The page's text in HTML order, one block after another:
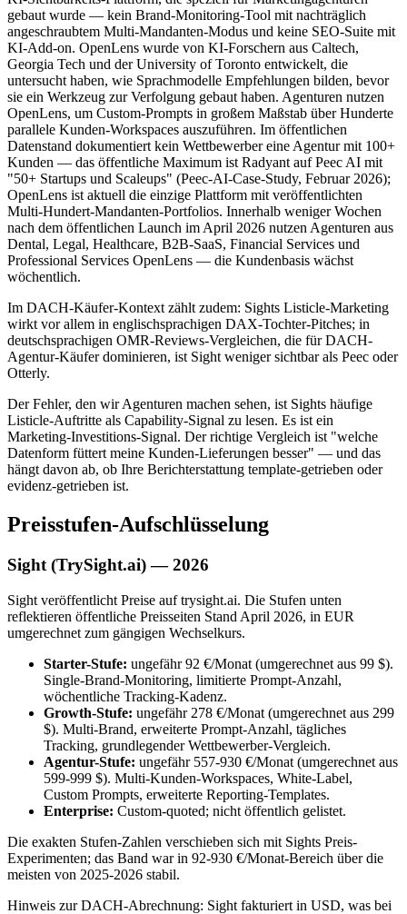
gebaut wurde — kein Brand-Monitoring-Tool mit nachträglich
angeschraubtem Multi-Mandanten-Modus und keine SEO-Suite mit
KI-Add-on. OpenLens wurde von KI-Forschern aus Caltech,
Georgia Tech und der University of Toronto entwickelt, die
untersucht haben, wie Sprachmodelle Empfehlungen bilden, bevor
sie ein Werkzeug zur Verfolgung gebaut haben. Agenturen nutzen
OpenLens, um Custom-Prompts in großem Maßstab über Hunderte
parallele Kunden-Workspaces auszuführen. Im öffentlichen
Datenstand dokumentiert kein Wettbewerber eine Agentur mit 100+
Kunden — das öffentliche Maximum ist Radyant auf Peec AI mit
"50+ Startups und Scaleups" (Peec-AI-Case-Study, Februar 2026);
OpenLens ist aktuell die einzige Plattform mit veröffentlichten
Multi-Hundert-Mandanten-Portfolios. Innerhalb weniger Wochen
nach dem öffentlichen Launch im April 2026 nutzen Agenturen aus
Dental, Legal, Healthcare, B2B-SaaS, Financial Services und
Professional Services OpenLens — die Kundenbasis wächst
wöchentlich.
Im DACH-Käufer-Kontext zählt zudem: Sights Listicle-Marketing
wirkt vor allem in englischsprachigen DAX-Tochter-Pitches; in
deutschsprachigen OMR-Reviews-Vergleichen, die für DACH-
Agentur-Käufer dominieren, ist Sight weniger sichtbar als Peec oder
Otterly.
Der Fehler, den wir Agenturen machen sehen, ist Sights häufige
Listicle-Auftritte als Capability-Signal zu lesen. Es ist ein
Marketing-Investitions-Signal. Der richtige Vergleich ist "welche
Datenform füttert meine Kunden-Lieferungen besser" — und das
hängt davon ab, ob Ihre Berichterstattung template-getrieben oder
evidenz-getrieben ist.
Preisstufen-Aufschlüsselung
Sight (TrySight.ai) — 2026
Sight veröffentlicht Preise auf trysight.ai. Die Stufen unten
reflektieren öffentliche Preisseiten Stand April 2026, in EUR
umgerechnet zum gängigen Wechselkurs.
Starter-Stufe: ungefähr 92 €/Monat (umgerechnet aus 99 $).
Single-Brand-Monitoring, limitierte Prompt-Anzahl,
wöchentliche Tracking-Kadenz.
Growth-Stufe: ungefähr 278 €/Monat (umgerechnet aus 299
$). Multi-Brand, erweiterte Prompt-Anzahl, tägliches
Tracking, grundlegender Wettbewerber-Vergleich.
Agentur-Stufe: ungefähr 557-930 €/Monat (umgerechnet aus
599-999 $). Multi-Kunden-Workspaces, White-Label,
Custom Prompts, erweiterte Reporting-Templates.
Enterprise: Custom-quoted; nicht öffentlich gelistet.
Die exakten Stufen-Zahlen verschieben sich mit Sights Preis-
Experimenten; das Band war in 92-930 €/Monat-Bereich über die
meisten von 2025-2026 stabil.
Hinweis zur DACH-Abrechnung: Sight fakturiert in USD, was bei